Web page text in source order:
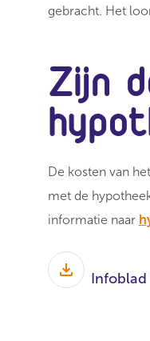
gebracht. Het
Zijn
De kosten van
met de
informatie naar
Infoblad